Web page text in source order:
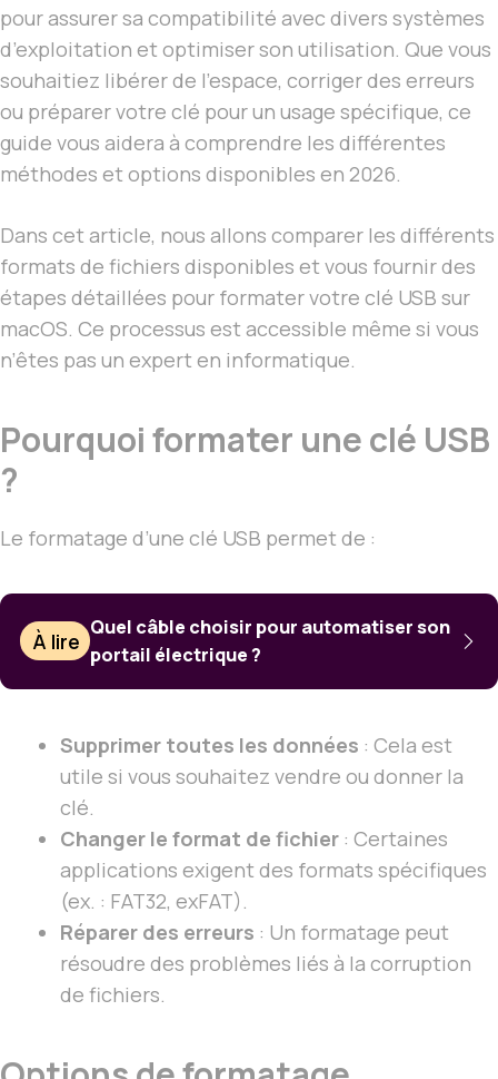
pour assurer sa compatibilité avec divers systèmes
d’exploitation et optimiser son utilisation. Que vous
souhaitiez libérer de l’espace, corriger des erreurs
ou préparer votre clé pour un usage spécifique, ce
guide vous aidera à comprendre les différentes
méthodes et options disponibles en 2026.
Dans cet article, nous allons comparer les différents
formats de fichiers disponibles et vous fournir des
étapes détaillées pour formater votre clé USB sur
macOS. Ce processus est accessible même si vous
n’êtes pas un expert en informatique.
Pourquoi formater une clé USB
?
Le formatage d’une clé USB permet de :
À lire
Quel câble choisir pour automatiser son
portail électrique ?
Supprimer toutes les données : Cela est
utile si vous souhaitez vendre ou donner la
clé.
Changer le format de fichier : Certaines
applications exigent des formats spécifiques
(ex. : FAT32, exFAT).
Réparer des erreurs : Un formatage peut
résoudre des problèmes liés à la corruption
de fichiers.